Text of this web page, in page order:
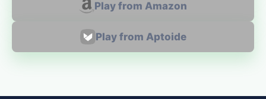
Play from Amazon
Play from Aptoide